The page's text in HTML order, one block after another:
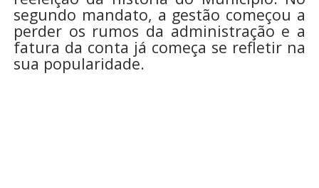
segundo mandato, a gestão começou a
perder os rumos da administração e a
fatura da conta já começa se refletir na
sua popularidade.